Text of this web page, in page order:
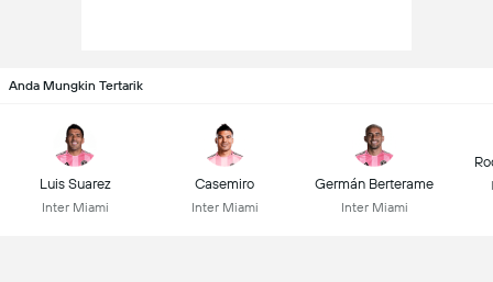
Anda Mungkin Tertarik
Luis Suarez
Inter Miami
Casemiro
Inter Miami
Germán Berterame
Inter Miami